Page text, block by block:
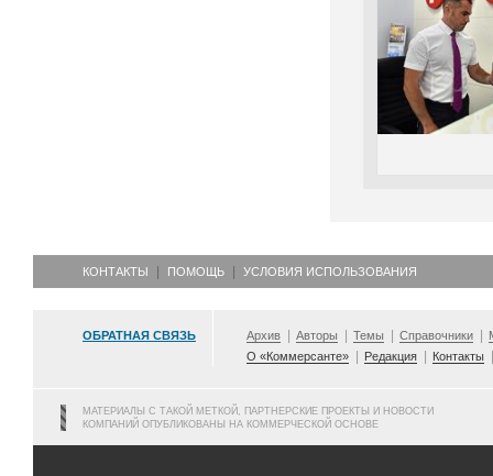
КОНТАКТЫ ПОМОЩЬ УСЛОВИЯ ИСПОЛЬЗОВАНИЯ
ОБРАТНАЯ СВЯЗЬ Архив Авторы Темы Справочники
О «Коммерсанте»
Редакция Контакты
МАТЕРИАЛЫ С ТАКОЙ МЕТКОЙ, ПАРТНЕРСКИЕ ПРОЕКТЫ И НОВОСТИ
КОМПАНИЙ ОПУБЛИКОВАНЫ НА КОММЕРЧЕСКОЙ ОСНОВЕ